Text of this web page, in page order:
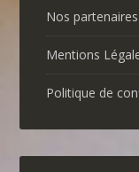
Nos partenaires
Mentions
Politique de